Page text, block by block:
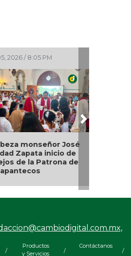
/ 8:05 PM
monseñor José
Zapata inicio de
de la Patrona de
Next
/
Productos
y Servicios
/
Contáctanos
/